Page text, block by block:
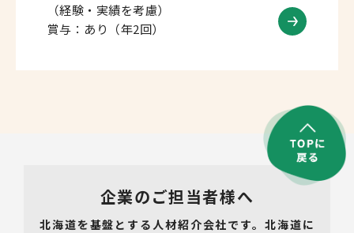
（経験・実績を考慮）
賞与：あり（年2回）
企業のご担当者様へ
北海道を基盤とする人材紹介会社です。北海道に